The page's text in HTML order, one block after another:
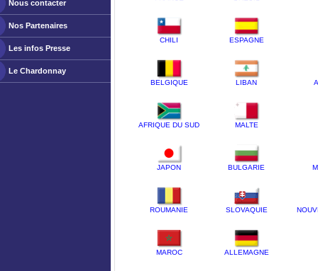
Nous contacter
Nos Partenaires
Les infos Presse
Le Chardonnay
CHILI ESPAGNE
BELGIQUE LIBAN
AFRIQUE DU SUD MALTE
JAPON BULGARIE
ROUMANIE SLOVAQUIE
MAROC ALLEMAGNE